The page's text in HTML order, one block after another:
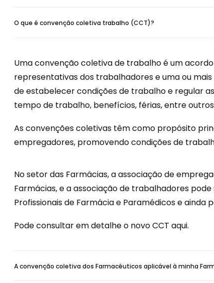
O que é convenção coletiva trabalho (CCT)?
Uma convenção coletiva de trabalho é um
representativas dos trabalhadores e uma ou
de estabelecer condições de trabalho e regular
tempo de trabalho, benefícios, férias, entre
As convenções coletivas têm como propósito
empregadores, promovendo condições de
No setor das Farmácias, a associação de
Farmácias, e a associação de trabalhadores
Profissionais de Farmácia e Paramédicos e ainda
Pode consultar em detalhe o novo CCT aqui.
A convenção coletiva dos Farmacêuticos aplicável à minha